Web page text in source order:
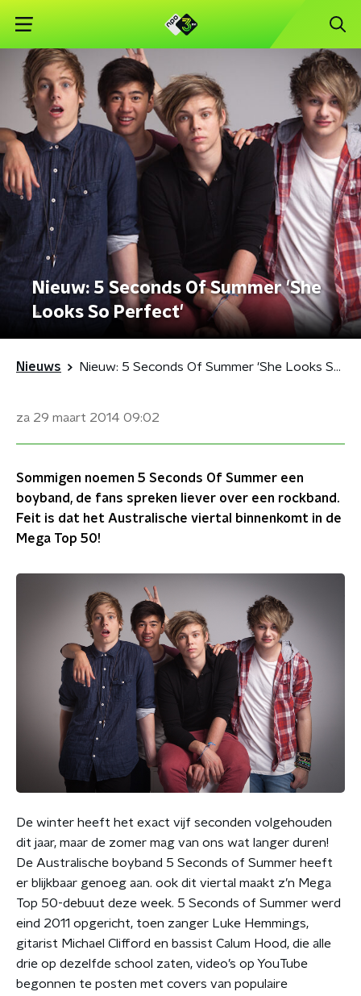
Nieuw: 5 Seconds Of Summer 'She
Looks So Perfect'
Nieuws Nieuw: 5 Seconds Of Summer 'She Looks So Perfect'
za 29 maart 2014 09:02
Sommigen noemen 5 Seconds Of Summer een
boyband, de fans spreken liever over een rockband.
Feit is dat het Australische viertal binnenkomt in de
Mega Top 50!
De winter heeft het exact vijf seconden volgehouden
dit jaar, maar de zomer mag van ons wat langer duren!
De Australische boyband 5 Seconds of Summer heeft
er blijkbaar genoeg aan. ook dit viertal maakt z’n Mega
Top 50-debuut deze week. 5 Seconds of Summer werd
eind 2011 opgericht, toen zanger Luke Hemmings,
gitarist Michael Clifford en bassist Calum Hood, die alle
drie op dezelfde school zaten, video’s op YouTube
begonnen te posten met covers van populaire